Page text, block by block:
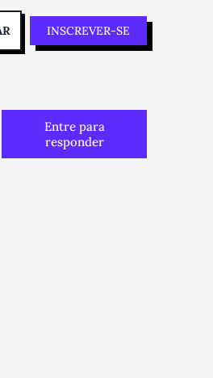
INSCREVER-SE
Entre para
responder